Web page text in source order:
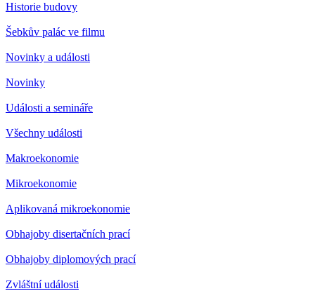
Historie budovy
Šebkův palác ve filmu
Novinky a události
Novinky
Události a semináře
Všechny události
Makroekonomie
Mikroekonomie
Aplikovaná mikroekonomie
Obhajoby disertačních prací
Obhajoby diplomových prací
Zvláštní události